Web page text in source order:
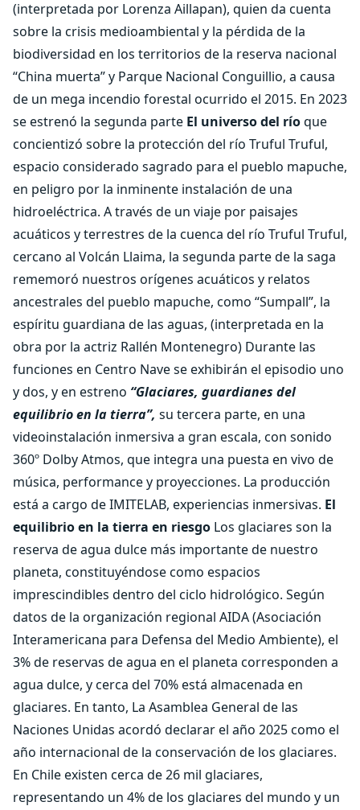
(interpretada por Lorenza Aillapan), quien da cuenta
sobre la crisis medioambiental y la pérdida de la
biodiversidad en los territorios de la reserva nacional
“China muerta” y Parque Nacional Conguillio, a causa
de un mega incendio forestal ocurrido el 2015. En 2023
se estrenó la segunda parte El universo del ríoque
concientizó sobre la protección del río Truful Truful,
espacio considerado sagrado para el pueblo mapuche,
en peligro por la inminente instalación de una
hidroeléctrica. A través de un viaje por paisajes
acuáticos y terrestres de la cuenca del río Truful Truful,
cercano al Volcán Llaima, la segunda parte de la saga
rememoró nuestros orígenes acuáticos y relatos
ancestrales del pueblo mapuche, como “Sumpall”, la
espíritu guardiana de las aguas, (interpretada en la
obra por la actriz Rallén Montenegro) Durante las
funciones en Centro Nave se exhibirán el episodio uno
y dos, y en estreno “Glaciares, guardianes del
equilibrio en la tierra”, su tercera parte, en una
videoinstalación inmersiva a gran escala, con sonido
360º Dolby Atmos, que integra una puesta en vivo de
música, performance y proyecciones. La producción
está a cargo de IMITELAB, experiencias inmersivas. El
equilibrio en la tierra en riesgo Los glaciares son la
reserva de agua dulce más importante de nuestro
planeta, constituyéndose como espacios
imprescindibles dentro del ciclo hidrológico. Según
datos de la organización regional AIDA (Asociación
Interamericana para Defensa del Medio Ambiente), el
3% de reservas de agua en el planeta corresponden a
agua dulce, y cerca del 70% está almacenada en
glaciares. En tanto, La Asamblea General de las
Naciones Unidas acordó declarar el año 2025 como el
año internacional de la conservación de los glaciares.
En Chile existen cerca de 26 mil glaciares,
representando un 4% de los glaciares del mundo y un